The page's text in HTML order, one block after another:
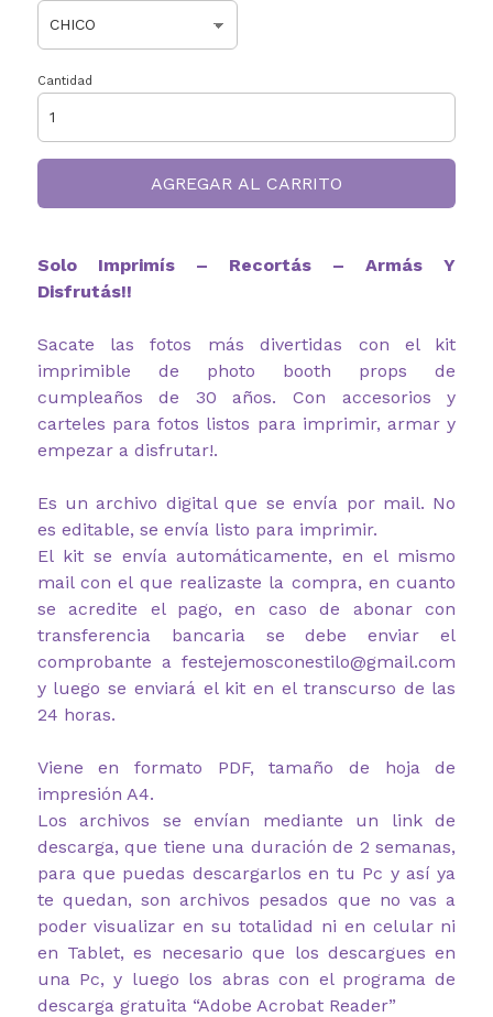
Cantidad
AGREGAR AL CARRITO
Solo Imprimís – Recortás – Armás Y
Disfrutás!!
Sacate las fotos más divertidas con el kit
imprimible de photo booth props de
cumpleaños de 30 años. Con accesorios y
carteles para fotos listos para imprimir, armar y
empezar a disfrutar!.
Es un archivo digital que se envía por mail. No
es editable, se envía listo para imprimir.
El kit se envía automáticamente, en el mismo
mail con el que realizaste la compra, en cuanto
se acredite el pago, en caso de abonar con
transferencia bancaria se debe enviar el
comprobante a festejemosconestilo@gmail.com
y luego se enviará el kit en el transcurso de las
24 horas.
Viene en formato PDF, tamaño de hoja de
impresión A4.
Los archivos se envían mediante un link de
descarga, que tiene una duración de 2 semanas,
para que puedas descargarlos en tu Pc y así ya
te quedan, son archivos pesados que no vas a
poder visualizar en su totalidad ni en celular ni
en Tablet, es necesario que los descargues en
una Pc, y luego los abras con el programa de
descarga gratuita “Adobe Acrobat Reader”